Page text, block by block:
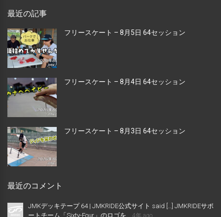
最近の記事
フリースケート – 8月5日 64セッション
フリースケート – 8月4日 64セッション
フリースケート – 8月3日 64セッション
最近のコメント
JMKデッキテープ 64 | JMKRIDE公式サイト said […] JMKRIDEサポ
ートチーム「Sixty-Four」のロゴを...
4年 ago